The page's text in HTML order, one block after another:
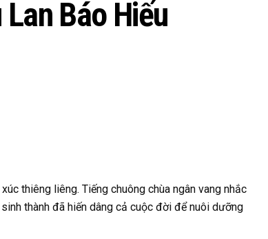
Báo Hiếu
thiêng liêng. Tiếng chuông chùa ngân vang nhắc
thành đã hiến dâng cả cuộc đời để nuôi dưỡng